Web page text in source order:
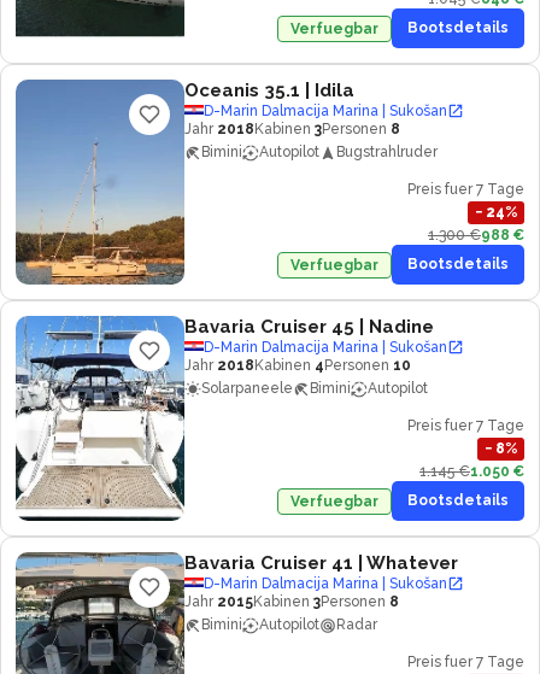
Verfuegbar
Bootsdetails
Oceanis 35.1 | Idila
D-Marin Dalmacija Marina | Sukošan
Jahr 2018 Kabinen 3Personen 8
Bimini
Autopilot Bugstrahlruder
Preis fuer 7 Tage
− 24%
1.300 €988 €
Verfuegbar
Bootsdetails
Bavaria Cruiser 45 | Nadine
D-Marin Dalmacija Marina | Sukošan
Jahr 2018 Kabinen 4 Personen 10
Solarpaneele
Bimini Autopilot
Preis fuer 7 Tage
− 8%
1.145 €1.050 €
Verfuegbar
Bootsdetails
Bavaria Cruiser 41 | Whatever
D-Marin Dalmacija Marina | Sukošan
Jahr 2015Kabinen 3Personen 8
Bimini
Autopilot Radar
Preis fuer 7 Tage